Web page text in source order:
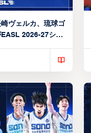
ヴェルカ、琉球ゴ
2026-27シー